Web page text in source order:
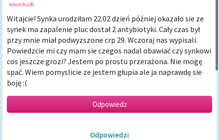
emonika26
Witajcie! Synka urodziłam 22.02 dzień później okazało sie ze
synek ma zapalenie pluc dostał 2 antybiotyki. Cały czas był
przy mnie miał podwyzszone crp 29. Wczoraj nas wypisali.
Powiedzcie mi czy mam sie czegos nadal obawiać czy synkowi
cos jeszcze grozi? Jestem po prostu przerażona. Nie mogę
spać. Wiem pomyslicie ze jestem głupia ale ja naprawdę sie
boję :(
Odpowiedzi